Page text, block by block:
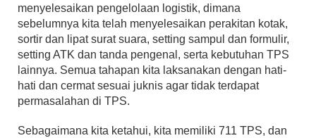
menyelesaikan pengelolaan logistik, dimana
sebelumnya kita telah menyelesaikan perakitan kotak,
sortir dan lipat surat suara, setting sampul dan formulir,
setting ATK dan tanda pengenal, serta kebutuhan TPS
lainnya. Semua tahapan kita laksanakan dengan hati-
hati dan cermat sesuai juknis agar tidak terdapat
permasalahan di TPS.
Sebagaimana kita ketahui, kita memiliki 711 TPS, dan